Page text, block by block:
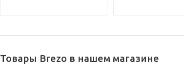
Товары Brezo в нашем магазине
25% картой любого банка